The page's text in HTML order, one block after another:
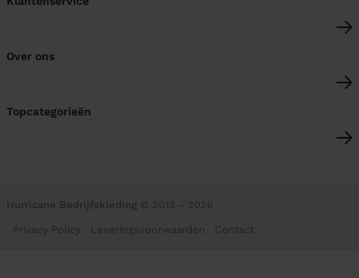
Over ons
Topcategorieën
Hurricane Bedrijfskleding © 2013 - 2026
Privacy Policy Leveringsvoorwaarden Contact